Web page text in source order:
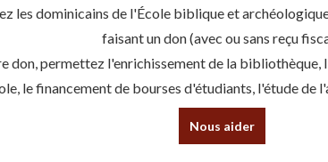
les dominicains de l'École biblique et
faisant un don (avec ou sans reçu
don, permettez l'enrichissement de la bibliothèque,
le financement de bourses d'étudiants, l'étude de
Nous aider